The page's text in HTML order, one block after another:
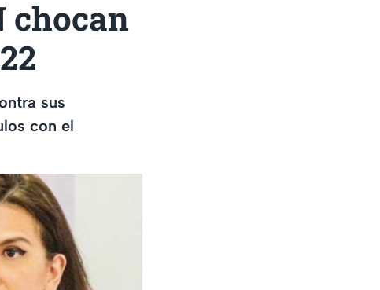
chocan
sus
con el